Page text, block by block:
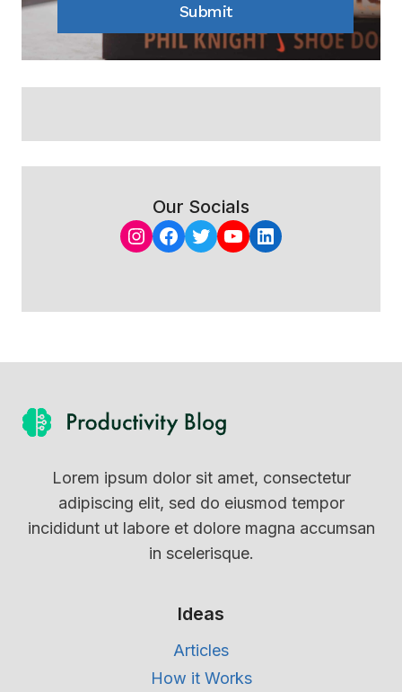
Submit
Our Socials
Instagram
Facebook
Twitter
YouTube
LinkedIn
Lorem ipsum dolor sit amet, consectetur
adipiscing elit, sed do eiusmod tempor
incididunt ut labore et dolore magna accumsan
in scelerisque.
Ideas
Articles
How it Works